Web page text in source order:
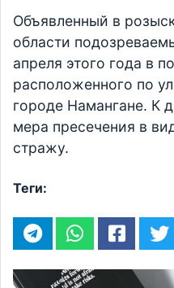
Объявленный в
области
апреля этого года в
расположенного по
городе Намангане. К
мера пресечения в
стражу.
Теги: